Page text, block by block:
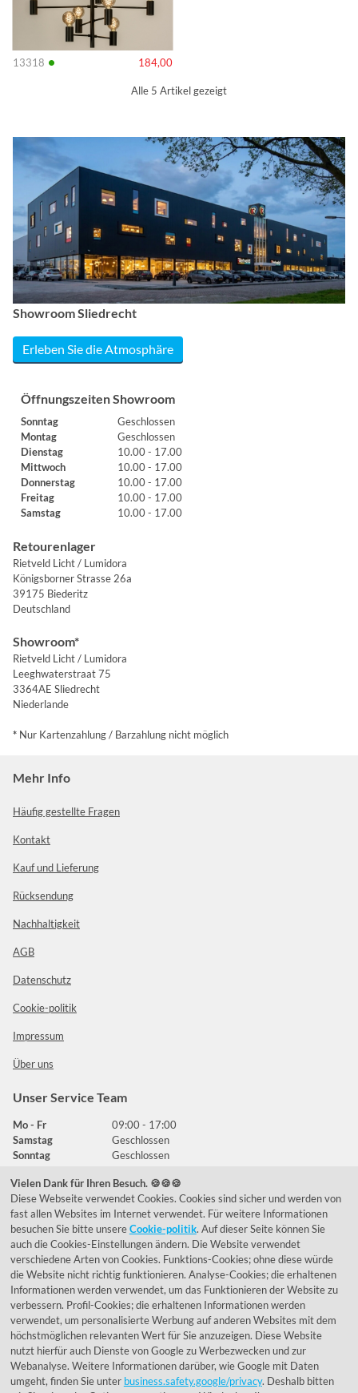
13318 • 184,00
Alle 5 Artikel gezeigt
Showroom Sliedrecht
Erleben Sie die Atmosphäre
Öffnungszeiten Showroom
Sonntag
Geschlossen
Montag
Geschlossen
Dienstag
10.00 - 17.00
Mittwoch
10.00 - 17.00
Donnerstag
10.00 - 17.00
Freitag
10.00 - 17.00
Samstag
10.00 - 17.00
Retourenlager
Rietveld Licht / Lumidora
Königsborner Strasse 26a
39175 Biederitz
Deutschland
Showroom*
Rietveld Licht / Lumidora
Leeghwaterstraat 75
3364AE Sliedrecht
Niederlande
* Nur Kartenzahlung / Barzahlung nicht möglich
Mehr Info
Häufig gestellte Fragen
Kontakt
Kauf und Lieferung
Rücksendung
Nachhaltigkeit
AGB
Datenschutz
Cookie-politik
Impressum
Über uns
Unser Service Team
Mo - Fr
09:00 - 17:00
Samstag
Geschlossen
Sonntag
Geschlossen
Häufig gestellte Fragen
039292 - 678215
de@lumidora.com
FacebookInstagram
Kundenmeinungen
Exzellent - eKomi.de
Vielen Dank für Ihren Besuch. 🍪🍪🍪
Diese Webseite verwendet Cookies. Cookies sind sicher und werden von
fast allen Websites im Internet verwendet. Für weitere Informationen
besuchen Sie bitte unsereCookie-politik. Auf dieser Seite können Sie
auch die Cookies-Einstellungen ändern. Die Website verwendet
verschiedene Arten von Cookies. Funktions-Cookies; ohne diese würde
die Website nicht richtig funktionieren. Analyse-Cookies; die erhaltenen
Informationen werden verwendet, um das Funktionieren der Website zu
verbessern. Profil-Cookies; die erhaltenen Informationen werden
verwendet, um personalisierte Werbung auf anderen Websites mit dem
höchstmöglichen relevanten Wert für Sie anzuzeigen. Diese Website
nutzt hierfür auch Dienste von Google zu Werbezwecken und zur
Webanalyse. Weitere Informationen darüber, wie Google mit Daten
umgeht, finden Sie unter business.safety.google/privacy. Deshalb bitten